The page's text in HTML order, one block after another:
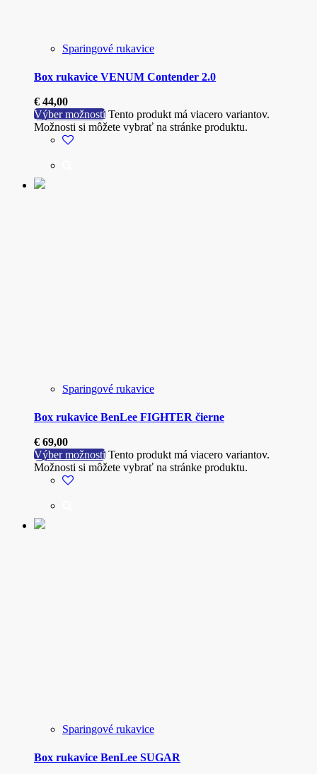
Sparingové rukavice
Box rukavice VENUM Contender 2.0
€ 44,00
Výber možností Tento produkt má viacero variantov.
Možnosti si môžete vybrať na stránke produktu.
Sparingové rukavice
Box rukavice BenLee FIGHTER čierne
€ 69,00
Výber možností Tento produkt má viacero variantov.
Možnosti si môžete vybrať na stránke produktu.
Sparingové rukavice
Box rukavice BenLee SUGAR